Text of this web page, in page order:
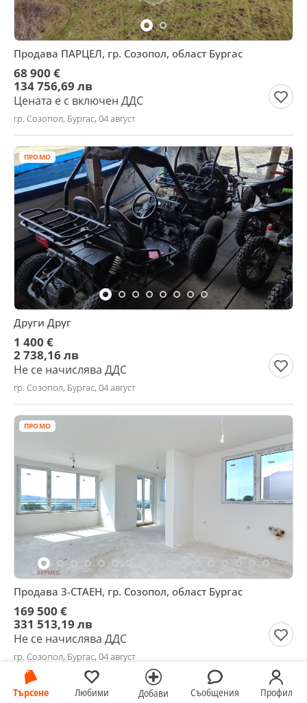
Търсене Любими Добави Съобщения Профил
Продава ПАРЦЕЛ, гр. Созопол, област Бургас
68 900 €
134 756,69 лв
Цената е с включен ДДС
гр. Созопол, Бургас, 04 август
ПРОМО
Други Друг
1 400 €
2 738,16 лв
Не се начислява ДДС
гр. Созопол, Бургас, 04 август
ПРОМО
Продава 3-СТАЕН, гр. Созопол, област Бургас
169 500 €
331 513,19 лв
Не се начислява ДДС
гр. Созопол, Бургас, 04 август